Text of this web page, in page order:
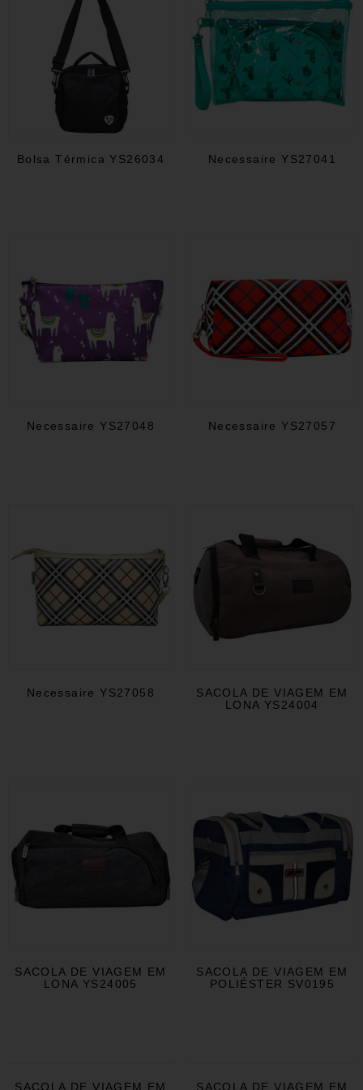
Bolsa Térmica YS26034 Necessaire YS27041
Necessaire YS27048 Necessaire YS27057
Necessaire YS27058
SACOLA DE VIAGEM EM
LONA YS24004
SACOLA DE VIAGEM EM
LONA YS24005
SACOLA DE VIAGEM EM
POLIÉSTER SV0195
SACOLA DE VIAGEM EM SACOLA DE VIAGEM EM